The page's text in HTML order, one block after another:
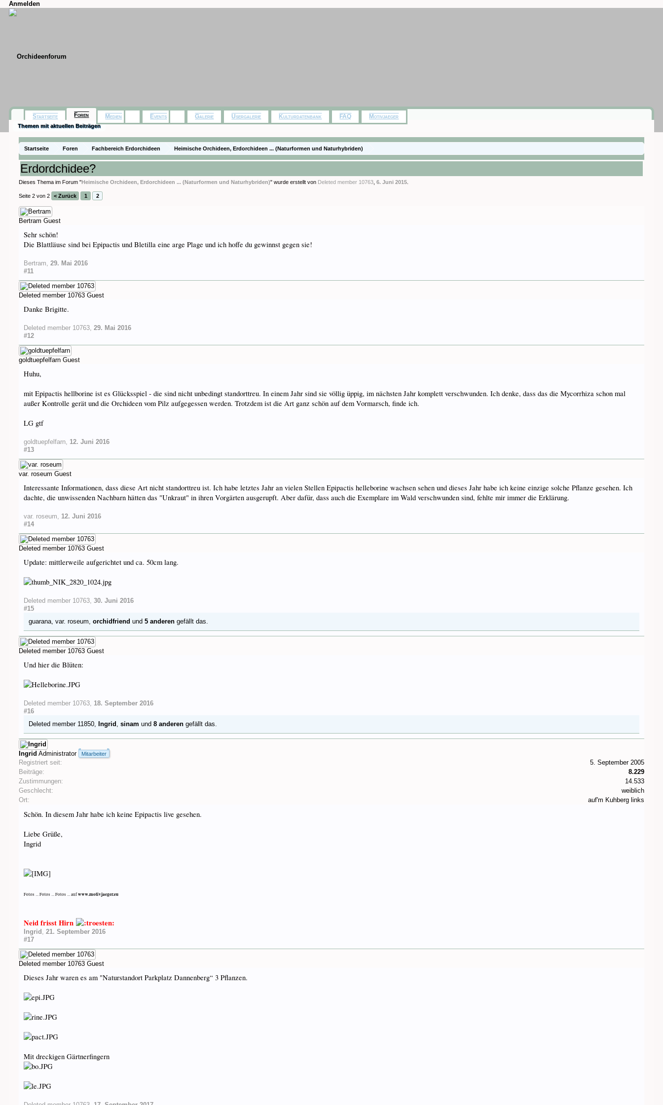
Anmelden
Startseite Foren Fachbereich Erdorchideen Heimische Orchideen, Erdorchideen ... (Naturformen und Naturhybriden)
Erdordchidee?
Dieses Thema im Forum "Heimische Orchideen, Erdorchideen ... (Naturformen und Naturhybriden)" wurde erstellt von Deleted member 10763 ,6. Juni 2015
Seite 2 von 2 < Zurück 1 2
Bertram Guest
Sehr schön!
Die Blattläuse sind bei Epipactis und Bletilla eine arge Plage und ich hoffe du gewinnst gegen sie!
Bertram, 29. Mai 2016
#11
Deleted member 10763 Guest
Danke Brigitte.
Deleted member 10763, 29. Mai 2016
#12
goldtuepfelfarn Guest
Huhu,
mit Epipactis hellborine ist es Glücksspiel - die sind nicht unbedingt standorttreu. In einem Jahr sind sie völlig üppig, im nächsten Jahr komplett verschwunden. Ich denke, dass das die Mycorrhiza schon mal
außer Kontrolle gerät und die Orchideen vom Pilz aufgegessen werden. Trotzdem ist die Art ganz schön auf dem Vormarsch, finde ich.
LG gtf
goldtuepfelfarn, 12. Juni 2016
#13
var. roseum Guest
Interessante Informationen, dass diese Art nicht standorttreu ist. Ich habe letztes Jahr an vielen Stellen Epipactis helleborine wachsen sehen und dieses Jahr habe ich keine einzige solche Pflanze gesehen. Ich
dachte, die unwissenden Nachbarn hätten das "Unkraut" in ihren Vorgärten ausgerupft. Aber dafür, dass auch die Exemplare im Wald verschwunden sind, fehlte mir immer die Erklärung.
var. roseum, 12. Juni 2016
#14
Deleted member 10763 Guest
Update: mittlerweile aufgerichtet und ca. 50cm lang.
Deleted member 10763, 30. Juni 2016
#15
guarana,var. roseum,orchidfriend und5 anderen gefällt das.
Deleted member 10763 Guest
Und hier die Blüten:
Deleted member 10763, 18. September 2016
#16
Deleted member 11850, Ingrid ,sinam und8 anderen gefällt das.
Ingrid Administrator Mitarbeiter
Registriert seit:
5. September 2005
Beiträge:
8.229
Zustimmungen:
14.533
Geschlecht:
weiblich
Ort:
auf'm Kuhberg links
Schön. In diesem Jahr habe ich keine Epipactis live gesehen.
Liebe Grüße,
Ingrid
Fotos ... Fotos ... Fotos ... aufwww.motivjaeger.eu
Neid frisst Hirn
Ingrid , 21. September 2016
#17
Deleted member 10763 Guest
Dieses Jahr waren es am "Naturstandort Parkplatz Dannenberg“ 3 Pflanzen.
Mit dreckigen Gärtnerfingern
Startseite Foren
Themen mit aktuellen Beiträgen
Medien Events Galerie Usergalerie Kulturdatenbank FAQ Motivjaeger